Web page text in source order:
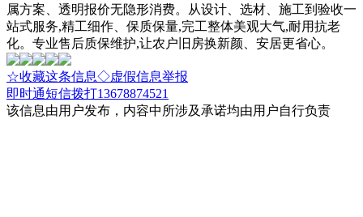
属方案、透明报价无隐形消费。从设计、选材、施工到验收一
站式服务,精工细作、保质保量,完工整体美观大气,耐用抗老
化。专业售后质保维护,让农户旧房换新颜、安居更省心。
☆收藏这条信息◇虚假信息举报
即时通短信拨打13678874521
该信息由用户发布，内容中所涉及承诺均由用户自行负责